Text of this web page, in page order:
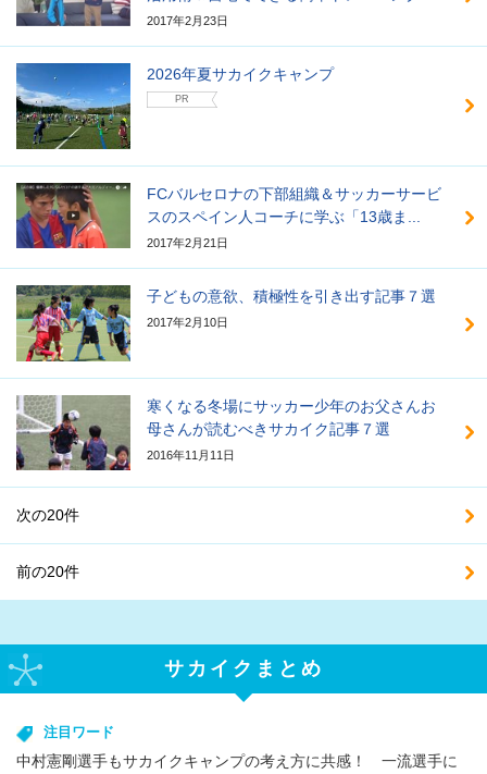
2017年2月23日
2026年夏サカイクキャンプ
PR
FCバルセロナの下部組織＆サッカーサービ
スのスペイン人コーチに学ぶ「13歳ま...
2017年2月21日
子どもの意欲、積極性を引き出す記事７選
2017年2月10日
寒くなる冬場にサッカー少年のお父さんお
母さんが読むべきサカイク記事７選
2016年11月11日
次の20件
前の20件
サカイクまとめ
注目ワード
中村憲剛選手もサカイクキャンプの考え方に共感！ 一流選手に